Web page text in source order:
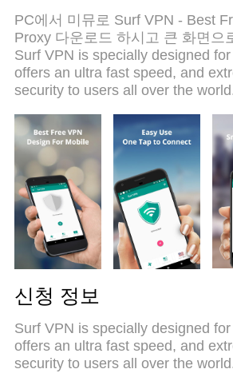
PC에서 미뮤로 Surf VPN - Best
Proxy 다운로드 하시고 큰 화면으
Surf VPN is specially designed
offers an ultra fast speed, and
security to users all over the
신청 정보
Surf VPN is specially designed
offers an ultra fast speed, and
security to users all over the